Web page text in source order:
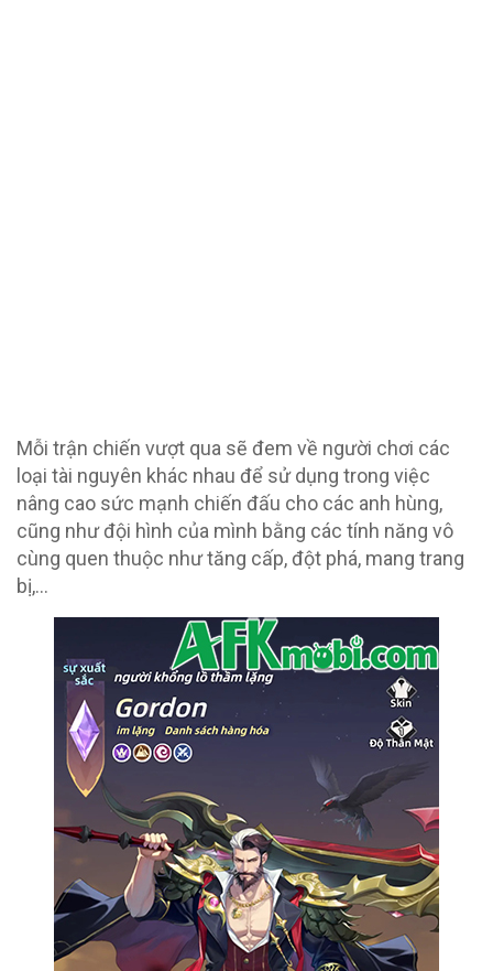
Mỗi trận chiến vượt qua sẽ đem về người chơi các
loại tài nguyên khác nhau để sử dụng trong việc
nâng cao sức mạnh chiến đấu cho các anh hùng,
cũng như đội hình của mình bằng các tính năng vô
cùng quen thuộc như tăng cấp, đột phá, mang trang
bị,…